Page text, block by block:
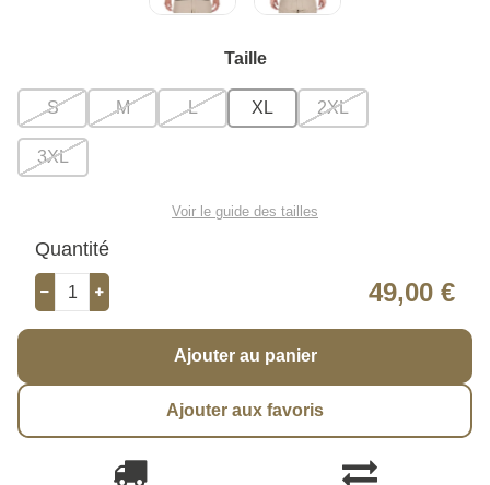
Taille
S M L XL 2XL
3XL
Voir le guide des tailles
Quantité
49,00 €
Ajouter au panier
Ajouter aux favoris